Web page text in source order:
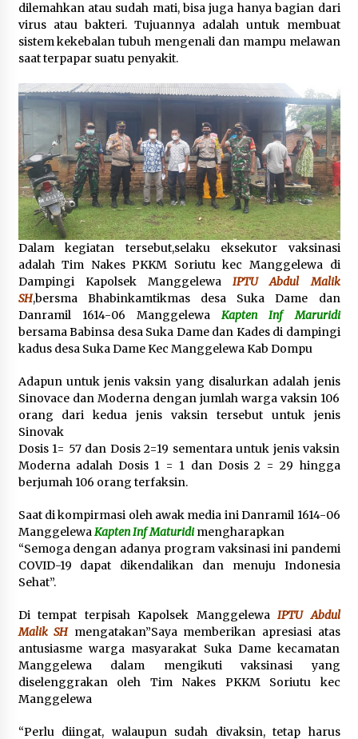
dilemahkan atau sudah mati, bisa juga hanya bagian dari
virus atau bakteri. Tujuannya adalah untuk membuat
sistem kekebalan tubuh mengenali dan mampu melawan
saat terpapar suatu penyakit.
Dalam kegiatan tersebut,selaku eksekutor vaksinasi
adalah Tim Nakes PKKM Soriutu kec Manggelewa di
Dampingi Kapolsek ManggelewaIPTU Abdul Malik
SH,bersma Bhabinkamtikmas desa Suka Dame dan
Danramil 1614-06 ManggelewaKapten Inf Maruridi
bersama Babinsa desa Suka Dame dan Kades di dampingi
kadus desa Suka Dame Kec Manggelewa Kab Dompu
Adapun untuk jenis vaksin yang disalurkan adalah jenis
Sinovace dan Moderna dengan jumlah warga vaksin 106
orang dari kedua jenis vaksin tersebut untuk jenis
Sinovak
Dosis 1= 57 dan Dosis 2=19 sementara untuk jenis vaksin
Moderna adalah Dosis 1 = 1 dan Dosis 2 = 29 hingga
berjumah 106 orang terfaksin.
Saat di kompirmasi oleh awak media ini Danramil 1614-06
ManggelewaKapten Inf Maturidimengharapkan
“Semoga dengan adanya program vaksinasi ini pandemi
COVID-19 dapat dikendalikan dan menuju Indonesia
Sehat”.
Di tempat terpisah Kapolsek ManggelewaIPTU Abdul
Malik SHmengatakan”Saya memberikan apresiasi atas
antusiasme warga masyarakat Suka Dame kecamatan
Manggelewa dalam mengikuti vaksinasi yang
diselenggrakan oleh Tim Nakes PKKM Soriutu kec
Manggelewa
“Perlu diingat, walaupun sudah divaksin, tetap harus